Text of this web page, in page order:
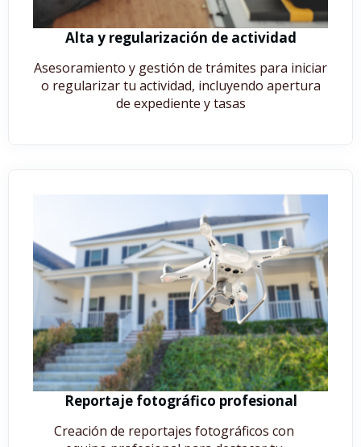
Alta y regularización de actividad
Asesoramiento y gestión de trámites para iniciar
o regularizar tu actividad, incluyendo apertura
de expediente y tasas
Reportaje fotográfico profesional
Creación de reportajes fotográficos con